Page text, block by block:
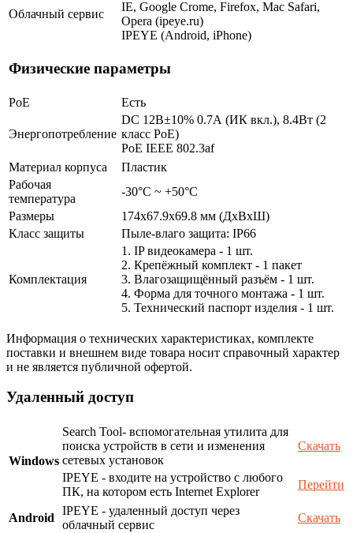
Облачный сервис
IE, Google Crome, Firefox, Mac Safari,
Opera (ipeye.ru)
IPEYE (Android, iPhone)
Физические параметры
PoE Есть
Энергопотребление
DC 12В±10% 0.7А (ИК вкл.), 8.4Вт (2
класс PoE)
PoE IEEE 802.3af
Материал корпуса
Пластик
Рабочая
температура
-30°С ~ +50°С
Размеры
174x67.9x69.8 мм (ДxВxШ)
Класс защиты
Пыле-влаго защита: IP66
Комплектация
1. IP видеокамера - 1 шт.
2. Крепёжный комплект - 1 пакет
3. Влагозащищённый разъём - 1 шт.
4. Форма для точного монтажа - 1 шт.
5. Технический паспорт изделия - 1 шт.
Информация о технических характеристиках, комплекте
поставки и внешнем виде товара носит справочный характер
и не является публичной офертой.
Удаленный доступ
Windows
Search Tool- вспомогательная утилита для
поиска устройств в сети и изменения
сетевых установок
Скачать
IPEYE - входите на устройство с любого
ПК, на котором есть Internet Explorer
Перейти
Android
IPEYE - удаленный доступ через
облачный сервис
Скачать